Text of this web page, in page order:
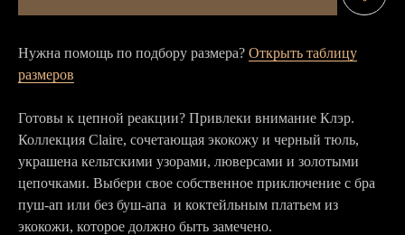
Нужна помощь по подбору размера? Открыть таблицу
размеров
Готовы к цепной реакции? Привлеки внимание Клэр.
Коллекция Claire, сочетающая экокожу и черный тюль,
украшена кельтскими узорами, люверсами и золотыми
цепочками. Выбери свое собственное приключение с бра
пуш-ап или без буш-апа и коктейльным платьем из
экокожи, которое должно быть замечено.